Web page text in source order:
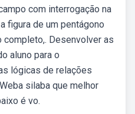
com interrogação na
figura de um pentágono
Desenvolver as
aluno para o
lógicas de relações
silaba que melhor
é vo.